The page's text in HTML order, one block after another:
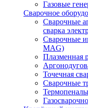
Газовые
Сварочное
Сварочные
сварка
Сварочные
MAG)
Плазменная
Точечная
Сварочные